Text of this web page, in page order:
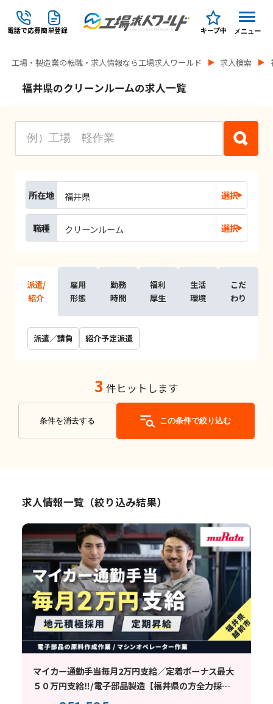
電話で応募簡単登録 キープ中 メニュー
工場・製造業の転職・求人情報なら工場求人ワールド 求人検索
福井県のクリーンルームの求人一覧
所在地 福井県 選択
職種 クリーンルーム 選択
派遣/
紹介
雇用
形態
勤務
時間
福利
厚生
生活
環境
こだ
わり
派遣／請負 紹介予定派遣
3 件ヒットします
条件を消去する この条件で絞り込む
求人情報一覧（絞り込み結果）
マイカー通勤手当毎月2万円支給／定着ボーナス最大
５０万円支給‼/電子部品製造【福井県の方全力採
用‼】武生駅から車で10分